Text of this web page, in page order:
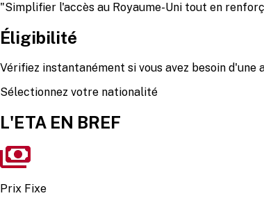
"Simplifier l'accès au Royaume-Uni tout en
Éligibilité
Vérifiez instantanément si vous avez besoin
Sélectionnez votre nationalité
L'ETA EN BREF
Prix Fixe